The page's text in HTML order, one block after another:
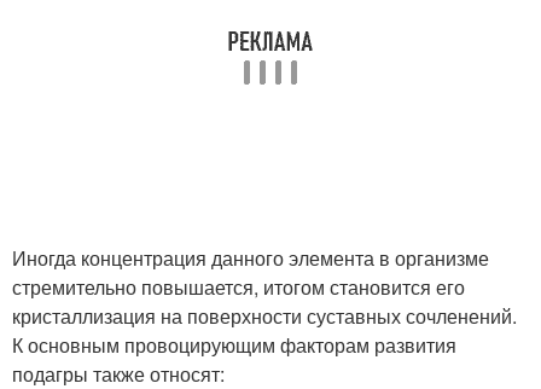
Иногда концентрация данного элемента в организме
стремительно повышается, итогом становится его
кристаллизация на поверхности суставных сочленений.
К основным провоцирующим факторам развития
подагры также относят: